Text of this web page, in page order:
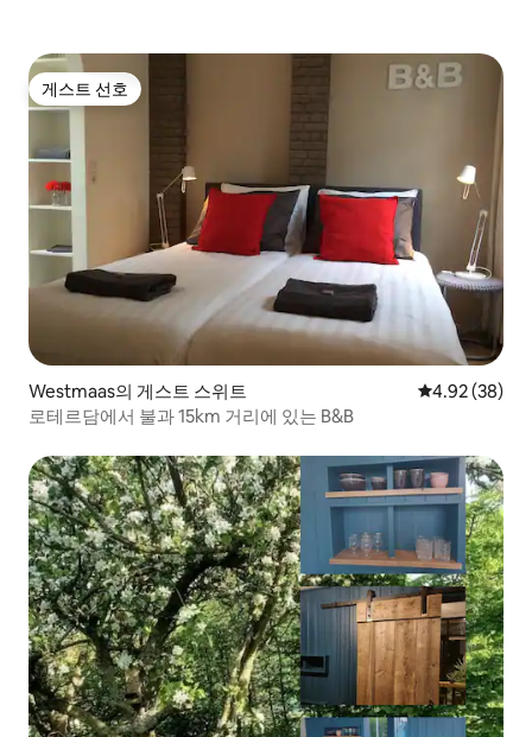
게스트 선호
게스트 선호
Westmaas의 게스트 스위트 평점 4.92점(5
4.92 (38)
로테르담에서 불과 15km 거리에 있는 B&B